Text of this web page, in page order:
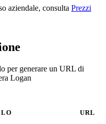
aziendale, consulta Prezzi
per generare un URL di
Logan
URL